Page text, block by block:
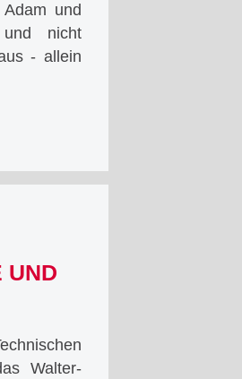
und
nicht
- allein
UND
Walter-